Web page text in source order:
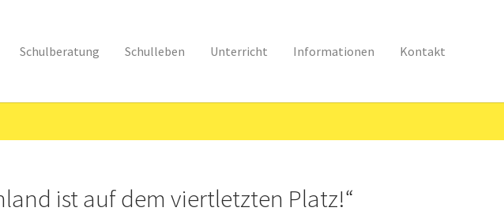
Schulberatung Schulleben Unterricht Informationen Kontakt
ist auf dem viertletzten Platz!“